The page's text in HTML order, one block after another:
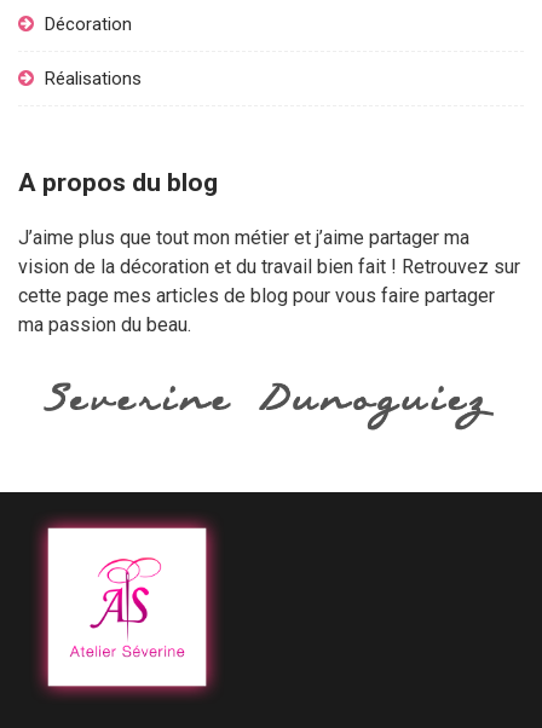
Décoration
Réalisations
A propos du blog
J’aime plus que tout mon métier et j’aime partager ma
vision de la décoration et du travail bien fait ! Retrouvez sur
cette page mes articles de blog pour vous faire partager
ma passion du beau.